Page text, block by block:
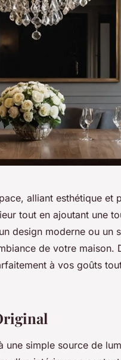
alliant esthétique et
tout en ajoutant une
design moderne ou un
de votre maison.
à vos goûts
simple source de